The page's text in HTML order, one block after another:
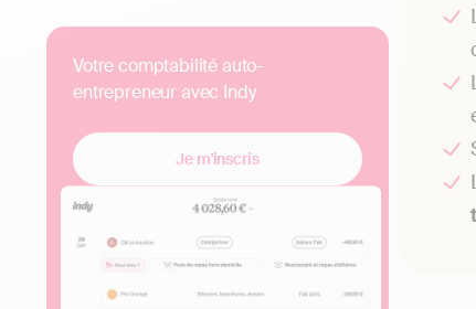
Votre comptabilité auto-
entrepreneur avec Indy
Je m'inscris